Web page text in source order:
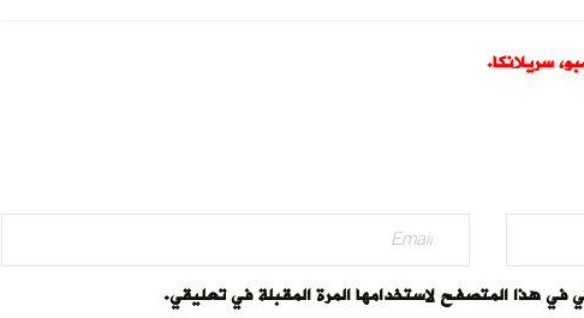
سريلانكا.
في هذا المتصفح لاستخدامها المرة المقبلة في تعليقي.